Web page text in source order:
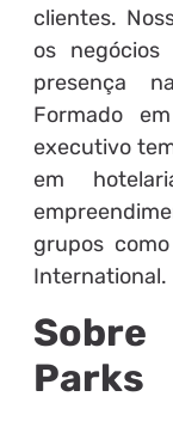
clientes.
os
presença
Formado
executivo
em
grupos
International.
Parks